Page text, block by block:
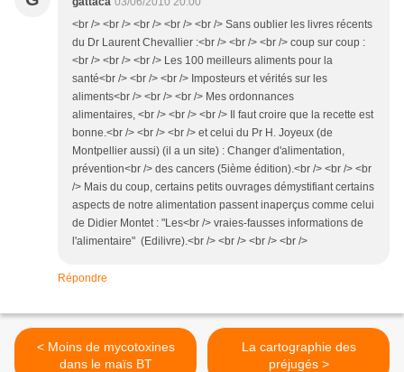
<br /> <br /> <br /> <br /> <br /> Sans oublier les livres récents
du Dr Laurent Chevallier :<br /> <br /> <br /> coup sur coup :
<br /> <br /> <br /> Les 100 meilleurs aliments pour la
santé<br /> <br /> <br /> Imposteurs et vérités sur les
aliments<br /> <br /> <br /> Mes ordonnances
alimentaires, <br /> <br /> <br /> Il faut croire que la recette est
bonne.<br /> <br /> <br /> et celui du Pr H. Joyeux (de
Montpellier aussi) (il a un site) : Changer d'alimentation,
prévention<br /> des cancers (5ième édition).<br /> <br /> <br
/> Mais du coup, certains petits ouvrages démystifiant certains
aspects de notre alimentation passent inaperçus comme celui
de Didier Montet : "Les<br /> vraies-fausses informations de
l'alimentaire" (Edilivre).<br /> <br /> <br /> <br />
Répondre
< Moins de mycotoxines
dans le maïs BT
La cartographie des
préjugés >